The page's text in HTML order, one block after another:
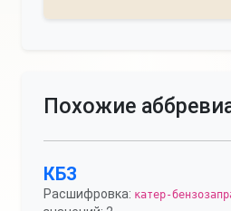
Похожие
КБЗ
Расшифровка: катер-